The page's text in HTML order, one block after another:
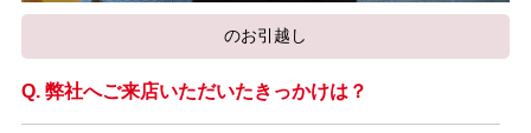
のお引越し
弊社へご来店いただいたきっかけは？